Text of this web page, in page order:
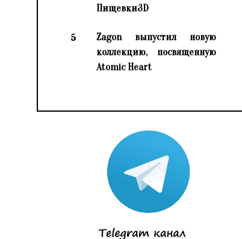
Пищевки3D
5
Zagon выпустил новую
коллекцию, посвященную
Atomic Heart